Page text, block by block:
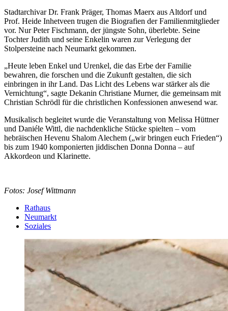
Stadtarchivar Dr. Frank Präger, Thomas Maerx aus Altdorf und
Prof. Heide Inhetveen trugen die Biografien der Familienmitglieder
vor. Nur Peter Fischmann, der jüngste Sohn, überlebte. Seine
Tochter Judith und seine Enkelin waren zur Verlegung der
Stolpersteine nach Neumarkt gekommen.
„Heute leben Enkel und Urenkel, die das Erbe der Familie
bewahren, die forschen und die Zukunft gestalten, die sich
einbringen in ihr Land. Das Licht des Lebens war stärker als die
Vernichtung“, sagte Dekanin Christiane Murner, die gemeinsam mit
Christian Schrödl für die christlichen Konfessionen anwesend war.
Musikalisch begleitet wurde die Veranstaltung von Melissa Hüttner
und Daniéle Wittl, die nachdenkliche Stücke spielten – vom
hebräischen Hevenu Shalom Alechem („wir bringen euch Frieden“)
bis zum 1940 komponierten jiddischen Donna Donna – auf
Akkordeon und Klarinette.
Fotos: Josef Wittmann
Rathaus
Neumarkt
Soziales